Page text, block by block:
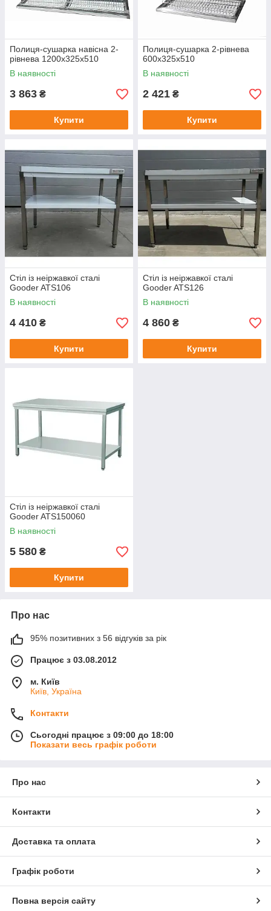
Полиця-сушарка навісна 2-
рівнева 1200х325х510
В наявності
3 863 ₴
Купити
Полиця-сушарка 2-рівнева
600х325х510
В наявності
2 421 ₴
Купити
Стіл із неіржавкої сталі
Gooder ATS106
В наявності
4 410 ₴
Купити
Стіл із неіржавкої сталі
Gooder ATS126
В наявності
4 860 ₴
Купити
Стіл із неіржавкої сталі
Gooder ATS150060
В наявності
5 580 ₴
Купити
Про нас
95% позитивних з 56 відгуків за рік
Працює з 03.08.2012
м. Київ
Київ, Україна
Контакти
Сьогодні працює з 09:00 до 18:00
Показати весь графік роботи
Про нас
Контакти
Доставка та оплата
Графік роботи
Повна версія сайту